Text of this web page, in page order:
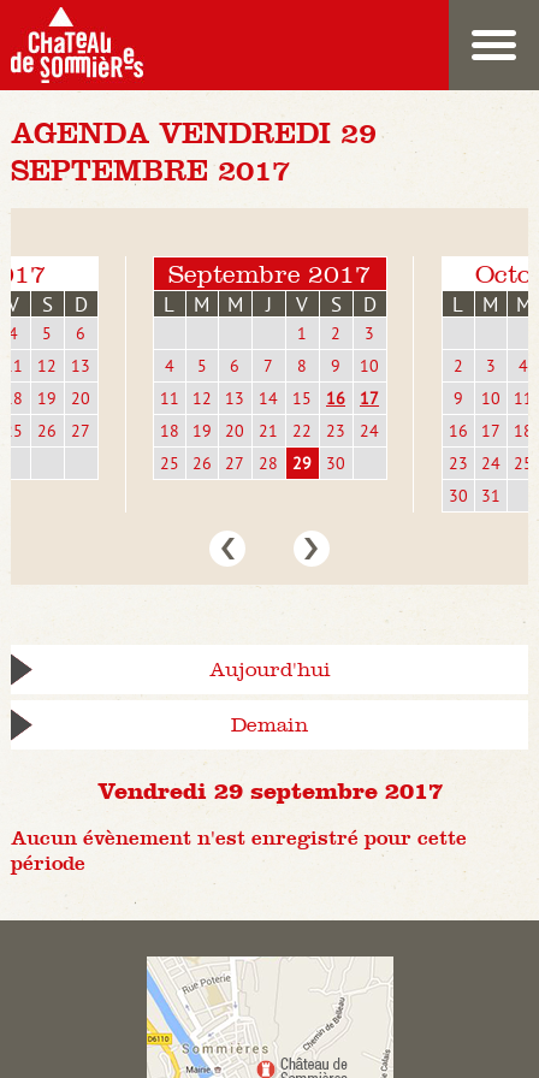
AGENDA VENDREDI 29
SEPTEMBRE 2017
V S D
4 5
6
11
12
13
18
19
20
25
26 27
Septembre 2017
L M M J V S D
1 2
3
4
5 6 7 8 9
10
11
12 13 14 15 16
17
18
19 20 21 22 23
24
25
26 27 28 29 30
L M M
2 3
4
9
10
11
16
17
18
23
24
25
30
31
Aujourd'hui
Demain
Vendredi 29 septembre 2017
Aucun évènement n'est enregistré pour cette
période